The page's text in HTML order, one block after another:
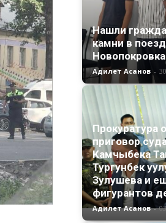
Нашли
камни в
Новопокровка
Адилет Асанов -
Прокуратура
приговор
Камчыбека
Тургунбек
Зулушева и
фигурантов
Адилет Асанов -